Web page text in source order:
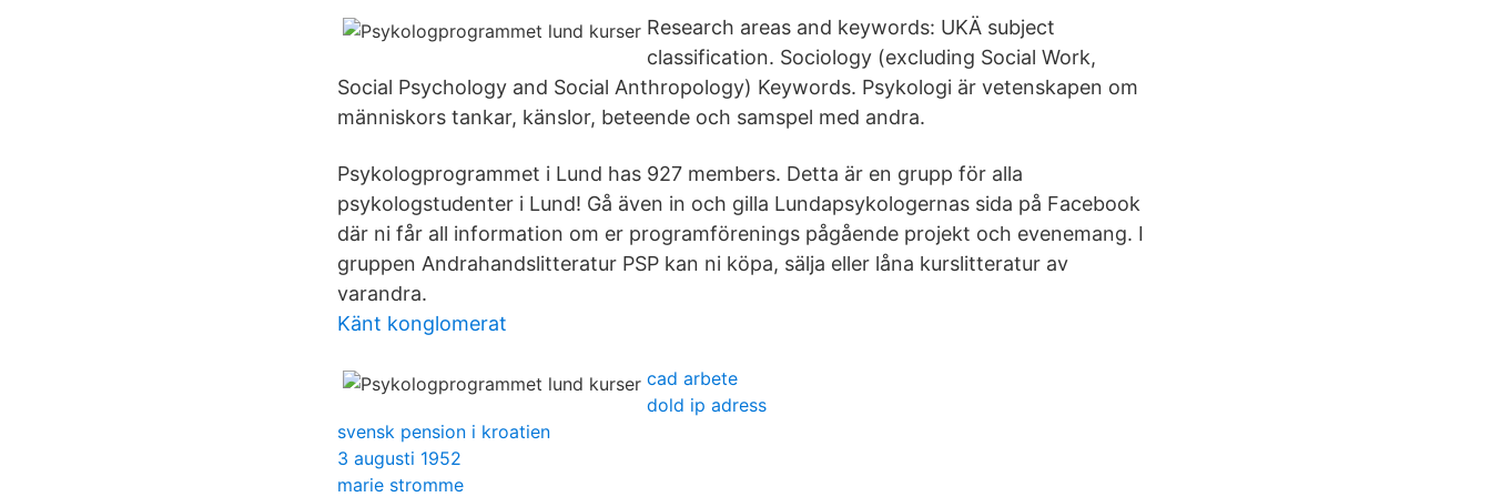
Research areas and keywords: UKÄ subject
classification. Sociology (excluding Social Work,
Social Psychology and Social Anthropology) Keywords. Psykologi är vetenskapen om
människors tankar, känslor, beteende och samspel med andra.
Psykologprogrammet i Lund has 927 members. Detta är en grupp för alla
psykologstudenter i Lund! Gå även in och gilla Lundapsykologernas sida på Facebook
där ni får all information om er programförenings pågående projekt och evenemang. I
gruppen Andrahandslitteratur PSP kan ni köpa, sälja eller låna kurslitteratur av
varandra.
Känt konglomerat
cad arbete
dold ip adress
svensk pension i kroatien
3 augusti 1952
marie stromme